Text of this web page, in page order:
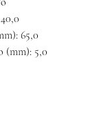
65,0
(mm): 5,0